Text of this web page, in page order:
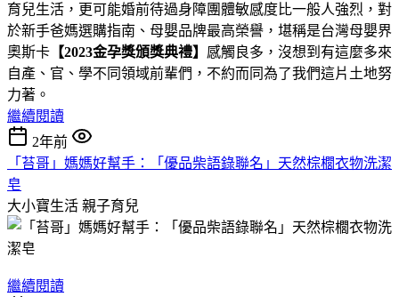
育兒生活，更可能婚前待過身障團體敏感度比一般人強烈，對
於新手爸媽選購指南、母嬰品牌最高榮譽，堪稱是台灣母嬰界
奧斯卡 【2023金孕獎頒獎典禮】 感觸良多，沒想到有這麼多來
自產、官、學不同領域前輩們，不約而同為了我們這片土地努
力著。
繼續閱讀
2年前
「苔哥」媽媽好幫手：「優品柴語錄聯名」天然棕櫚衣物洗潔
皂
大小寶生活 親子育兒
繼續閱讀